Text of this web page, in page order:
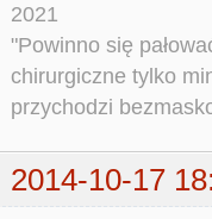
2021
"Powinno się
chirurgiczne tylko
przychodzi
2014-10-17